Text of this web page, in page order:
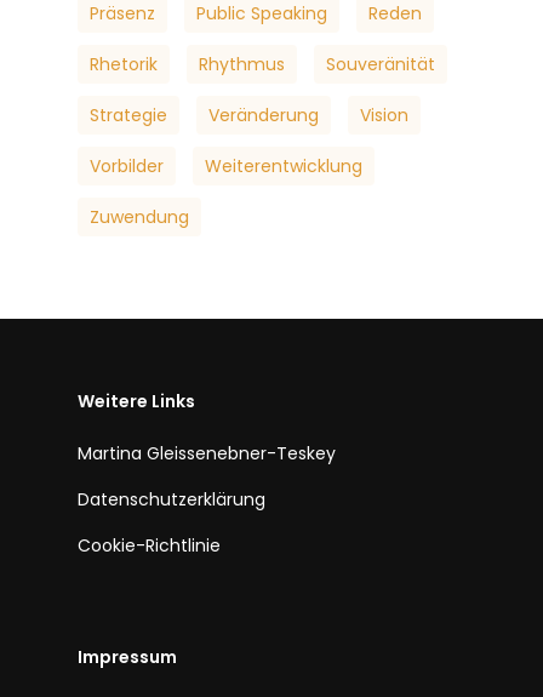
Präsenz Public Speaking Reden
Rhetorik Rhythmus Souveränität
Strategie Veränderung Vision
Vorbilder Weiterentwicklung
Zuwendung
Weitere Links
Martina Gleissenebner-Teskey
Datenschutzerklärung
Cookie-Richtlinie
Impressum